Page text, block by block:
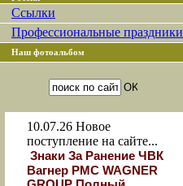
Ссылки
Профессиональные праздники
Наш фотоальбом
10.07.26 Новое
поступление на сайте...
Знаки За Ранение ЧВК
Вагнер РМС WAGNER